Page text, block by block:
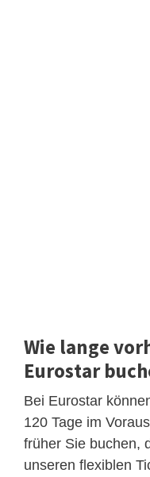
Wie lange
Eurostar
Bei Eurostar
120 Tage im
früher Sie buchen,
unseren flexiblen